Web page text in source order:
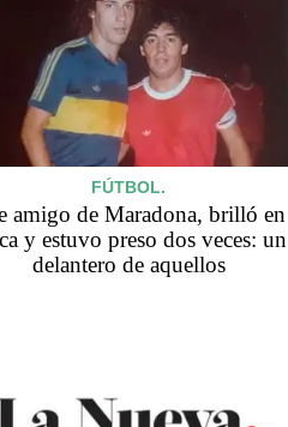
FÚTBOL.
amigo de Maradona, brilló en
y estuvo preso dos veces: un
delantero de aquellos